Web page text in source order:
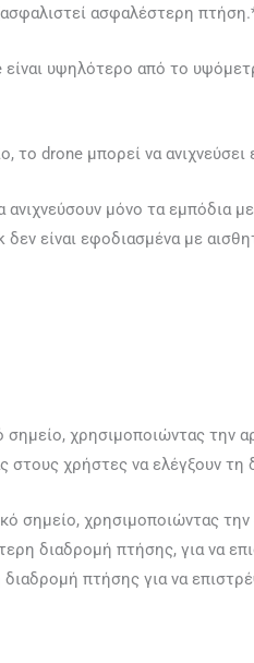
ασφαλέστερη
υψηλότερο από το
το drone μπορεί να
μόνο τα εμπόδια
δεν είναι εφοδιασμένα με
σημείο, χρησιμοποιώντας την
στους χρήστες να ελέγξουν
σημείο, χρησιμοποιώντας
διαδρομή πτήσης, για να
πτήσης για να